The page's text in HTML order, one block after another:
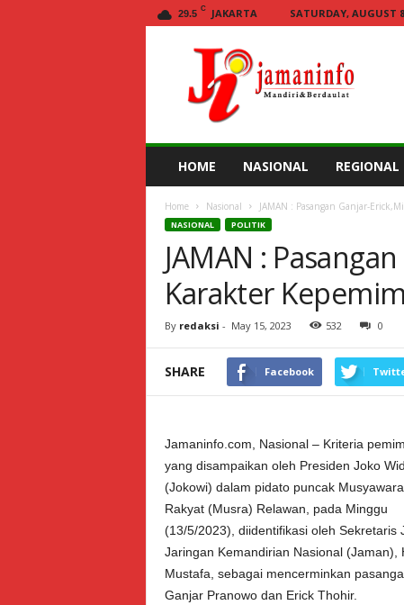
29.5 C JAKARTA SATURDAY, AUGUST
HOME NASIONAL REGIONAL
Home Nasional JAMAN : Pasangan Ganjar-
NASIONAL POLITIK
JAMAN :
Karakter
By redaksi - May 15, 2023 532 0
SHARE Facebook
Jamaninfo.com, Nasional – Kriteria
yang disampaikan oleh Presiden Joko
(Jokowi) dalam pidato puncak
Rakyat (Musra) Relawan, pada Minggu
(13/5/2023), diidentifikasi oleh Sekretaris
Jaringan Kemandirian Nasional (Jaman),
Mustafa, sebagai mencerminkan
Ganjar Pranowo dan Erick Thohir.